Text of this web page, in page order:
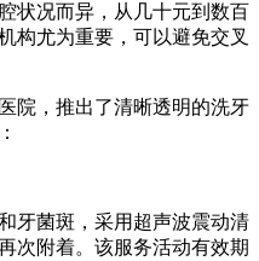
状况而异，从几十元到数百
构尤为重要，可以避免交叉
，推出了清晰透明的洗牙
菌斑，采用超声波震动清
次附着。该服务活动有效期